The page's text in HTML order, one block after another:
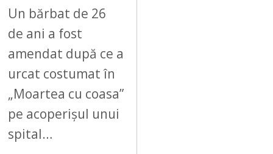
Un bărbat de 26
de ani a fost
amendat după ce a
urcat costumat în
„Moartea cu coasa”
pe acoperișul unui
spital…